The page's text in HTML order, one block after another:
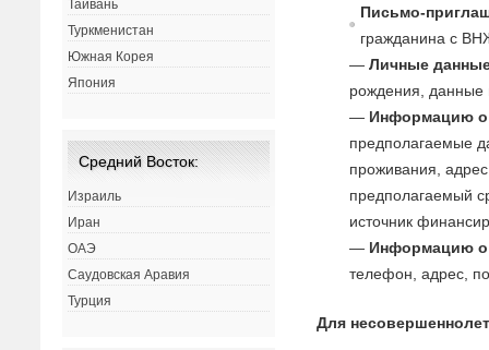
Письмо-
гражданина с
—Личные
рождения, данные
— Информацию о
предполагаемые
проживания,
предполагаемый
источник
— Информацию
телефон, адрес,
Для
Тайвань
Туркменистан
Южная Корея
Япония
Средний Восток:
Израиль
Иран
ОАЭ
Саудовская Аравия
Турция